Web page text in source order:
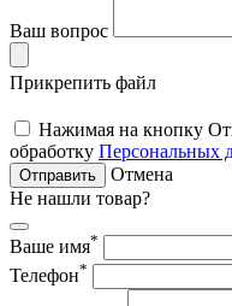
Ваш вопрос
Прикрепить файл
Нажимая на кнопку
обработку Персональных
Отправить
Отмена
Не нашли товар?
Ваше имя*
Телефон*